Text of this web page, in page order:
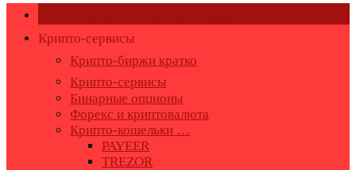
Крипто-сервисы
Крипто-биржи кратко
Крипто-сервисы
Бинарные опционы
Форекс и криптовалюта
Крипто-кошельки …
PAYEER
TREZOR